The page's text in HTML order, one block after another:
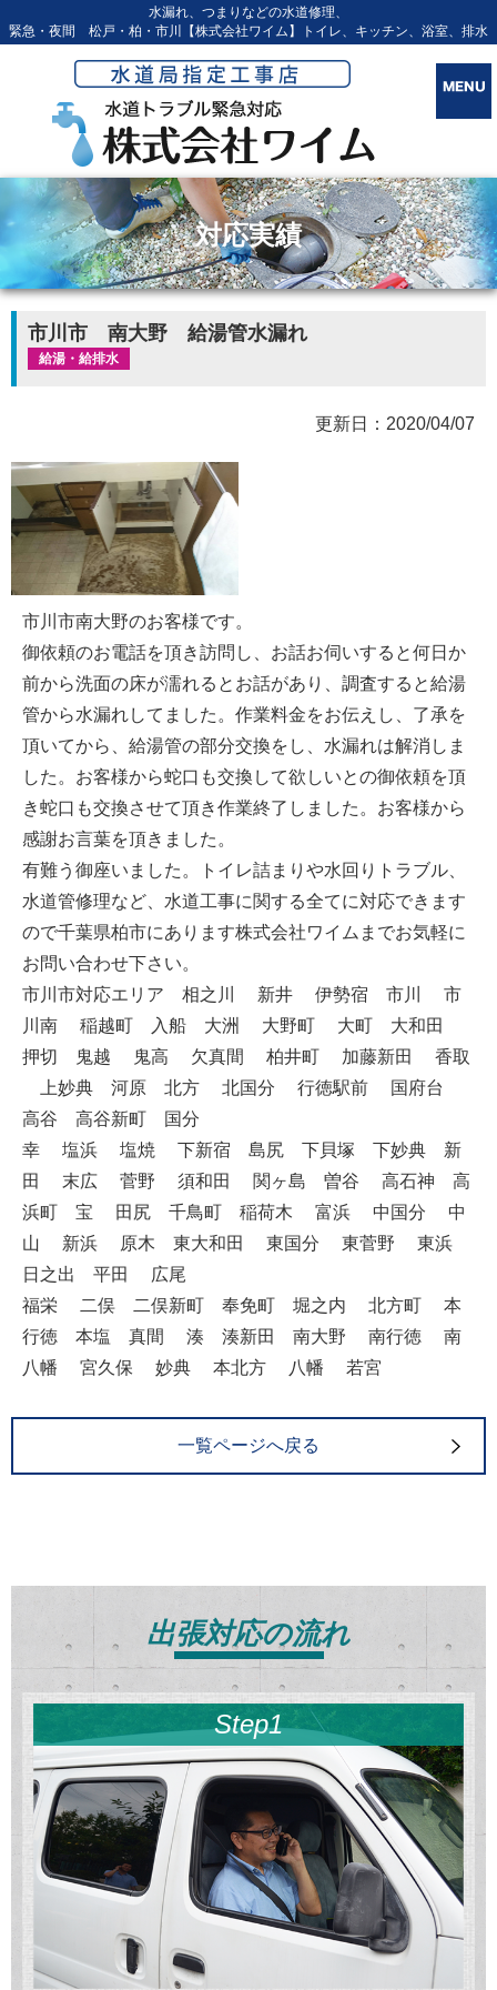
水漏れ、つまりなどの水道修理、
緊急・夜間 松戸・柏・市川【株式会社ワイム】トイレ、キッチン、浴室、排水
対応実績
市川市 南大野 給湯管水漏れ
給湯・給排水
更新日：2020/04/07
市川市南大野のお客様です。
御依頼のお電話を頂き訪問し、お話お伺いすると何日か
前から洗面の床が濡れるとお話があり、調査すると給湯
管から水漏れしてました。作業料金をお伝えし、了承を
頂いてから、給湯管の部分交換をし、水漏れは解消しま
した。お客様から蛇口も交換して欲しいとの御依頼を頂
き蛇口も交換させて頂き作業終了しました。お客様から
感謝お言葉を頂きました。
有難う御座いました。トイレ詰まりや水回りトラブル、
水道管修理など、水道工事に関する全てに対応できます
ので千葉県柏市にあります株式会社ワイムまでお気軽に
お問い合わせ下さい。
市川市対応エリア 相之川 新井 伊勢宿 市川 市
川南 稲越町 入船 大洲 大野町 大町 大和田
押切 鬼越 鬼高 欠真間 柏井町 加藤新田 香取
上妙典 河原 北方 北国分 行徳駅前 国府台
高谷 高谷新町 国分
幸 塩浜 塩焼 下新宿 島尻 下貝塚 下妙典 新
田 末広 菅野 須和田 関ヶ島 曽谷 高石神 高
浜町 宝 田尻 千鳥町 稲荷木 富浜 中国分 中
山 新浜 原木 東大和田 東国分 東菅野 東浜
日之出 平田 広尾
福栄 二俣 二俣新町 奉免町 堀之内 北方町 本
行徳 本塩 真間 湊 湊新田 南大野 南行徳 南
八幡 宮久保 妙典 本北方 八幡 若宮
一覧ページへ戻る
出張対応の流れ
Step1